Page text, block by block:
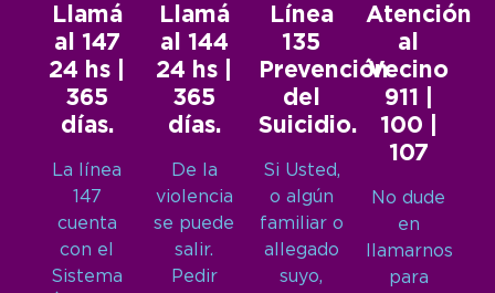
Llamá
al 147
24 hs |
365
días.
La línea
147
cuenta
con el
Sistema
Llamá
al 144
24 hs |
365
días.
De la
violencia
se puede
salir.
Pedir
Línea
135
Prevención
del
Suicidio.
Si Usted,
o algún
familiar o
allegado
suyo,
Atención
al
Vecino
911 |
100 |
107
No dude
en
llamarnos
para